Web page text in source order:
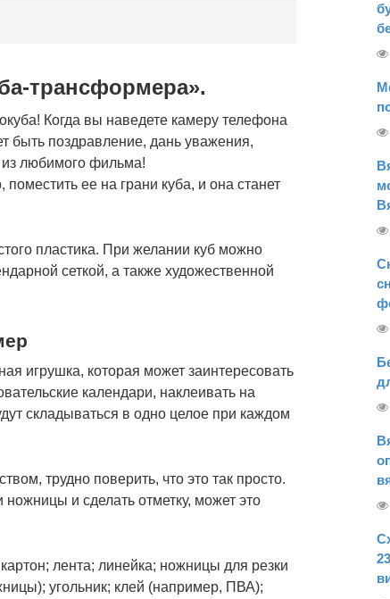
трансформера».
Когда вы наведете камеру телефона
быть поздравление, дань уважения,
любимого фильма!
ее на грани куба, и она станет
пластика. При желании куб можно
сеткой, а также художественной
игрушка, которая может заинтересовать
календари, наклеивать на
складываться в одно целое при каждом
трудно поверить, что это так просто.
и сделать отметку, может это
лента; линейка; ножницы для резки
угольник; клей (например, ПВА);